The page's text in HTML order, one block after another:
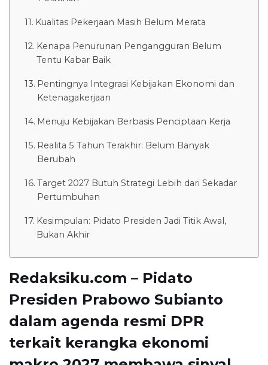
Kualitas Pekerjaan Masih Belum Merata
Kenapa Penurunan Pengangguran Belum
Tentu Kabar Baik
Pentingnya Integrasi Kebijakan Ekonomi dan
Ketenagakerjaan
Menuju Kebijakan Berbasis Penciptaan Kerja
Realita 5 Tahun Terakhir: Belum Banyak
Berubah
Target 2027 Butuh Strategi Lebih dari Sekadar
Pertumbuhan
Kesimpulan: Pidato Presiden Jadi Titik Awal,
Bukan Akhir
Redaksiku.com – Pidato
Presiden Prabowo Subianto
dalam agenda resmi DPR
terkait kerangka ekonomi